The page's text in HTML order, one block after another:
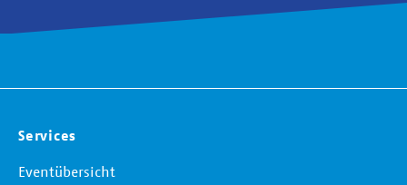
Services
Eventübersicht